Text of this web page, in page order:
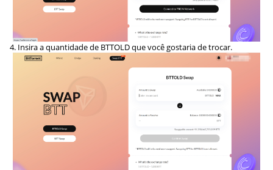
4. Insira a quantidade de BTTOLD que você gostaria de trocar.